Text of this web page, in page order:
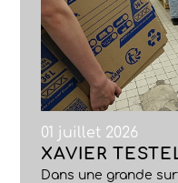
01 juillet 2026
XAVIER
Dans une grande